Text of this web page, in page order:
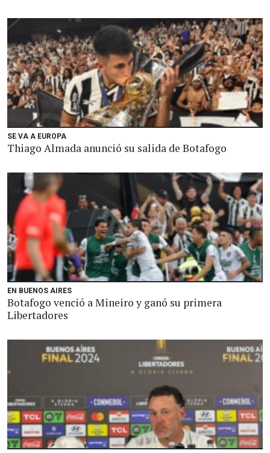
SE VA A EUROPA
Thiago Almada anunció su salida de Botafogo
EN BUENOS AIRES
Botafogo venció a Mineiro y ganó su primera
Libertadores